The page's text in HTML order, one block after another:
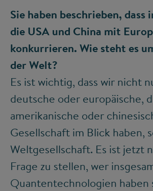
Sie haben beschrieben, dass
die USA und China mit
konkurrieren. Wie steht es
der Welt?
Es ist wichtig, dass wir nicht
deutsche oder europäische,
amerikanische oder
Gesellschaft im Blick haben,
Weltgesellschaft. Es ist jetzt
Frage zu stellen, wer
Quantentechnologien haben